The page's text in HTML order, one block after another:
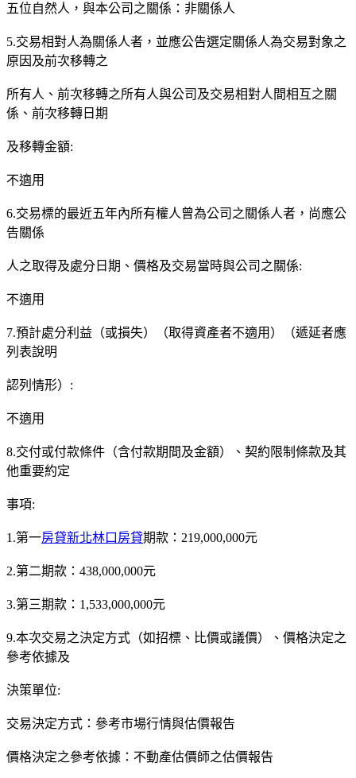
五位自然人，與本公司之關係：非關係人
5.交易相對人為關係人者，並應公告選定關係人為交易對象之
原因及前次移轉之
所有人、前次移轉之所有人與公司及交易相對人間相互之關
係、前次移轉日期
及移轉金額:
不適用
6.交易標的最近五年內所有權人曾為公司之關係人者，尚應公
告關係
人之取得及處分日期、價格及交易當時與公司之關係:
不適用
7.預計處分利益（或損失）（取得資產者不適用）（遞延者應
列表說明
認列情形）:
不適用
8.交付或付款條件（含付款期間及金額）、契約限制條款及其
他重要約定
事項:
1.第一房貸新北林口房貸期款：219,000,000元
2.第二期款：438,000,000元
3.第三期款：1,533,000,000元
9.本次交易之決定方式（如招標、比價或議價）、價格決定之
參考依據及
決策單位:
交易決定方式：參考市場行情與估價報告
價格決定之參考依據：不動產估價師之估價報告